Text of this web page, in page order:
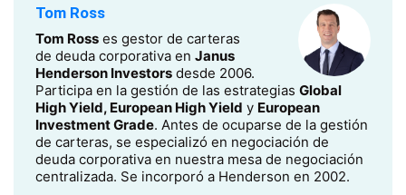
Tom Ross
Tom Ross es gestor de carteras
de deuda corporativa en Janus
Henderson Investors desde 2006.
Participa en la gestión de las estrategias Global
High Yield, European High Yield y European
Investment Grade. Antes de ocuparse de la gestión
de carteras, se especializó en negociación de
deuda corporativa en nuestra mesa de negociación
centralizada. Se incorporó a Henderson en 2002.